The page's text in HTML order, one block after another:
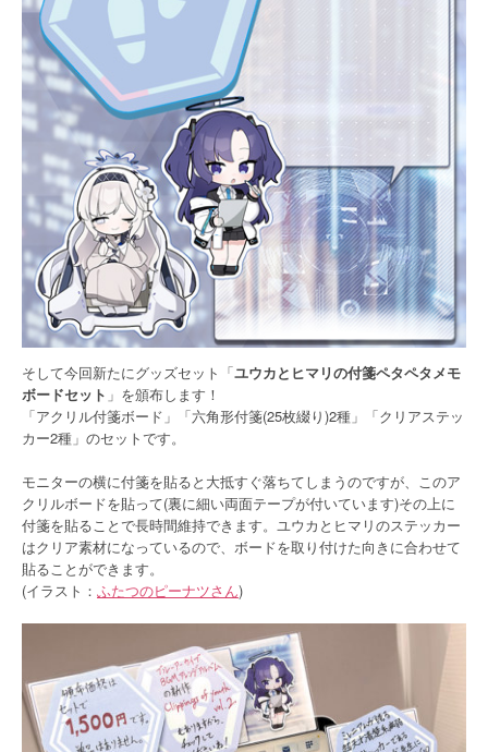
そして今回新たにグッズセット「ユウカとヒマリの付箋ペタペタメモ
ボードセット 」を頒布します！
「アクリル付箋ボード」「六角形付箋(25枚綴り)2種」「クリアステッ
カー2種」のセットです。
モニターの横に付箋を貼ると大抵すぐ落ちてしまうのですが、このア
クリルボードを貼って(裏に細い両面テープが付いています)その上に
付箋を貼ることで長時間維持できます。ユウカとヒマリのステッカー
はクリア素材になっているので、ボードを取り付けた向きに合わせて
貼ることができます。
(イラスト： ふたつのピーナツさん)